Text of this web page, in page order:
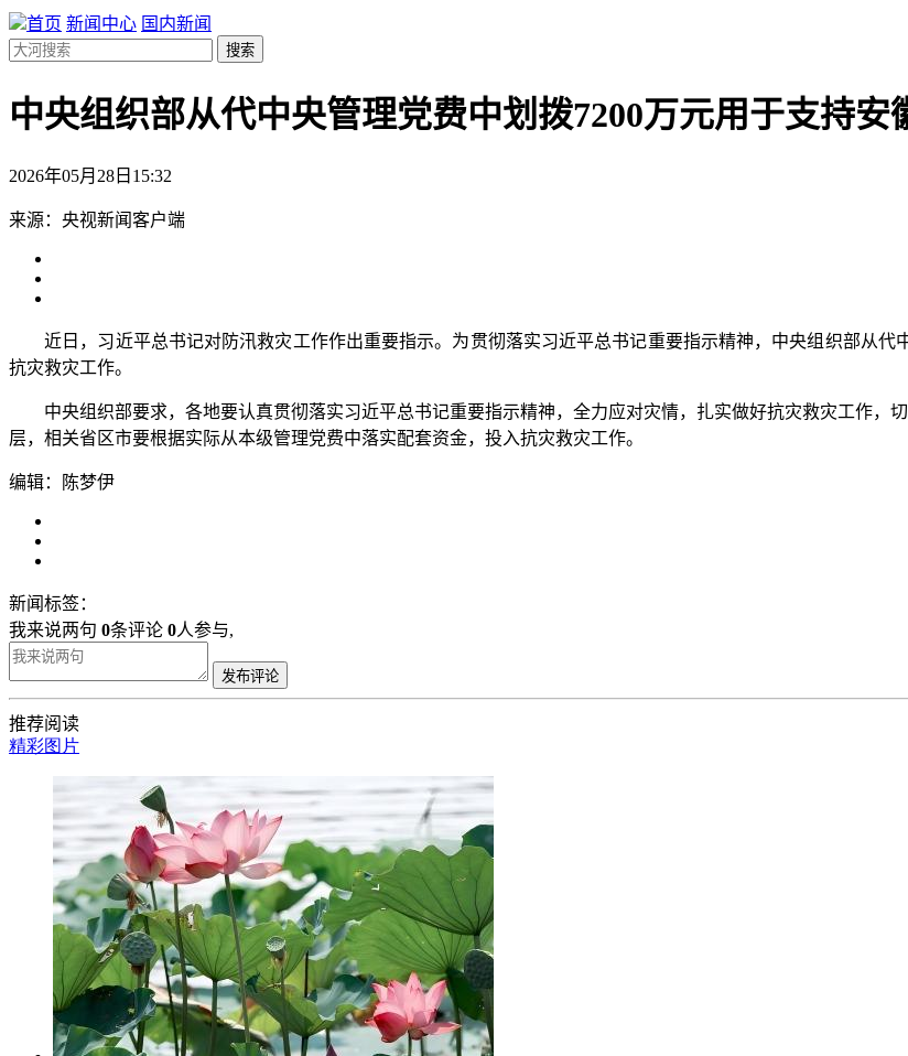
首页 新闻中心 国内新闻
搜索
中央组织部从代中央管理党费中划拨7200万元用于支持
2026年05月28日15:32
来源：央视新闻客户端
近日，习近平总书记对防汛救灾工作作出重要指示。为贯彻落实习近平总书记重要指示精神，中央组织部从代
抗灾救灾工作。
中央组织部要求，各地要认真贯彻落实习近平总书记重要指示精神，全力应对灾情，扎实做好抗灾救灾工作，
层，相关省区市要根据实际从本级管理党费中落实配套资金，投入抗灾救灾工作。
编辑：陈梦伊
新闻标签：
我来说两句 0条评论 0人参与,
发布评论
推荐阅读